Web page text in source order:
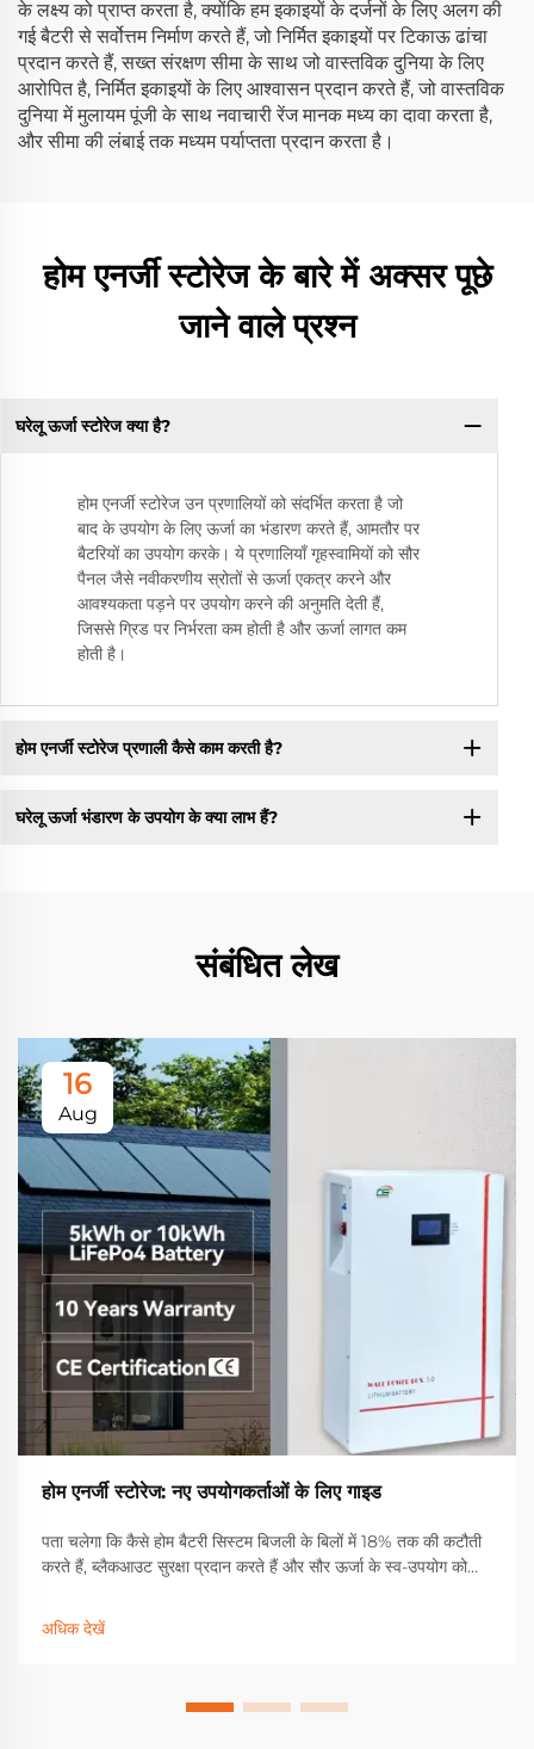
के लक्ष्य को प्राप्त करता है, क्योंकि हम इकाइयों के दर्जनों के लिए अलग की
गई बैटरी से सर्वोत्तम निर्माण करते हैं, जो निर्मित इकाइयों पर टिकाऊ ढांचा
प्रदान करते हैं, सख्त संरक्षण सीमा के साथ जो वास्तविक दुनिया के लिए
आरोपित है, निर्मित इकाइयों के लिए आश्वासन प्रदान करते हैं, जो वास्तविक
दुनिया में मुलायम पूंजी के साथ नवाचारी रेंज मानक मध्य का दावा करता है,
और सीमा की लंबाई तक मध्यम पर्याप्तता प्रदान करता है।
होम एनर्जी स्टोरेज के बारे में अक्सर पूछे
जाने वाले प्रश्न
घरेलू ऊर्जा स्टोरेज क्या है?
होम एनर्जी स्टोरेज उन प्रणालियों को संदर्भित करता है जो
बाद के उपयोग के लिए ऊर्जा का भंडारण करते हैं, आमतौर पर
बैटरियों का उपयोग करके। ये प्रणालियाँ गृहस्वामियों को सौर
पैनल जैसे नवीकरणीय स्रोतों से ऊर्जा एकत्र करने और
आवश्यकता पड़ने पर उपयोग करने की अनुमति देती हैं,
जिससे ग्रिड पर निर्भरता कम होती है और ऊर्जा लागत कम
होती है।
होम एनर्जी स्टोरेज प्रणाली कैसे काम करती है?
घरेलू ऊर्जा भंडारण के उपयोग के क्या लाभ हैं?
संबंधित लेख
16
Aug
होम एनर्जी स्टोरेज: नए उपयोगकर्ताओं के लिए गाइड
पता चलेगा कि कैसे होम बैटरी सिस्टम बिजली के बिलों में 18% तक की कटौती
करते हैं, ब्लैकआउट सुरक्षा प्रदान करते हैं और सौर ऊर्जा के स्व-उपयोग को
जानें। आज ही शुरू करें।
अधिक देखें